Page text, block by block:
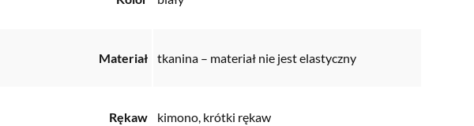
Materiał tkanina – materiał nie jest elastyczny
Rękaw kimono, krótki rękaw